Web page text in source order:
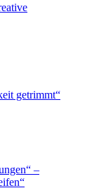
getrimmt“
–